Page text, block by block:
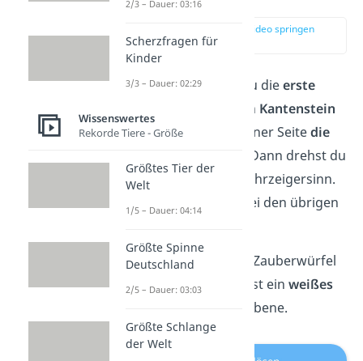
zur Stelle im Video springen
(01:38)
Als Nächstes drehst du dieerste
so lange, bis ein Kantenstein
und derMittelstein einer Seitedie
haben. Dann drehst du
die Seite um 180°
im Uhrzeigersinn.
Das
du bei den übrigen
Danach stellst du den Zauberwürfel
auf denKopfund siehst einweißes
auf der ersten Ebene.
2/3 – Dauer: 03:16
Scherzfragen für
Kinder
3/3 – Dauer: 02:29
Wissenswertes
Rekorde Tiere - Größe
Größtes Tier der
Welt
1/5 – Dauer: 04:14
Größte Spinne
Deutschland
2/5 – Dauer: 03:03
Größte Schlange
der Welt